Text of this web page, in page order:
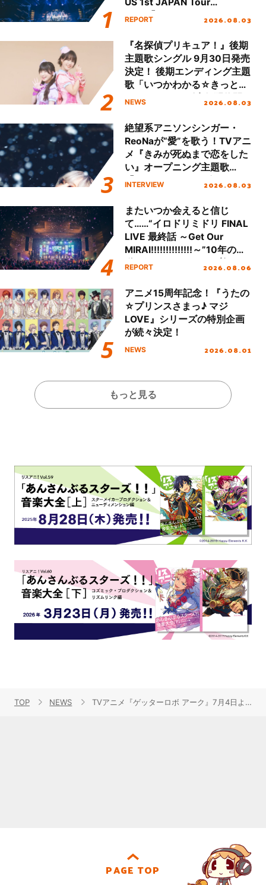
Final「NICE to meet YOU
ート!!
REPORT 2026.08.03
『名探偵プリキュア！』後期
主題歌シングル 9月30日発売
決定！ 後期エンディング主題
歌「いつかわかる☆きっとあ
える」TVサイズ先行配信開
NEWS 2026.08.03
絶望系アニソンシンガー・
ReoNaが“愛”を歌う！TVアニ
メ『きみが死ぬまで恋をした
い』オープニング主題歌
「Amore」インタビュー
INTERVIEW 2026.08.03
またいつか会えると信じ
て……“イロドリミドリ FINAL
LIVE 最終話 ～Get Our
MIRAI!!!!!!!!!!!!!!～”10年の活
動を経てファイナルを迎える
REPORT 2026.08.06
アニメ15周年記念！『うたの
☆プリンスさまっ♪ マジ
LOVE』シリーズの特別企画
が続々決定！
NEWS 2026.08.01
もっと見る
TOP NEWS TVアニメ『ゲッターロボ アーク』7月4日より放送開始決定！JAM ProjectによるOPテーマを使用したPV第3弾解禁！内田雄馬・向野存麿・寸石和弘が演じるキャラクターボイスも初公開！
PAGE TOP